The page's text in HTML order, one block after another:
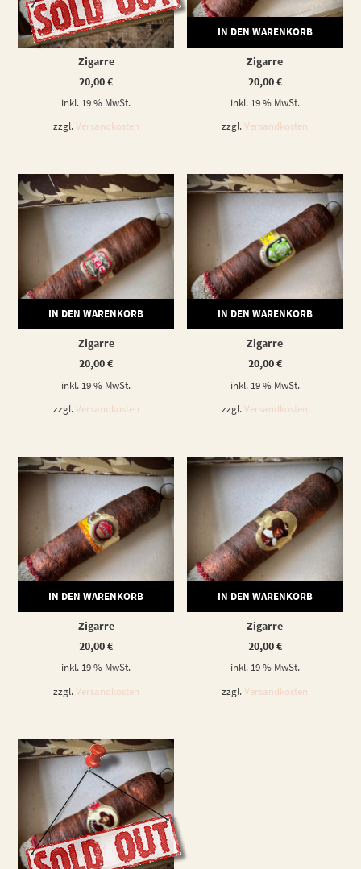
WEITERLESEN
Zigarre
20,00€
inkl. 19 % MwSt.
zzgl. Versandkosten
IN DEN WARENKORB
Zigarre
20,00€
inkl. 19 % MwSt.
zzgl.Versandkosten
IN DEN WARENKORB
Zigarre
20,00€
inkl. 19 % MwSt.
zzgl. Versandkosten
IN DEN WARENKORB
Zigarre
20,00€
inkl. 19 % MwSt.
zzgl.Versandkosten
IN DEN WARENKORB
Zigarre
20,00€
inkl. 19 % MwSt.
zzgl. Versandkosten
IN DEN WARENKORB
Zigarre
20,00€
inkl. 19 % MwSt.
zzgl.Versandkosten